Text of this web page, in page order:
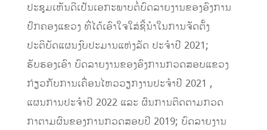
ປະຊຸມເຫັນ​ດີ​ເປັນ​ເອກະ​ພາບ​ຕໍ່ບົດ​ລາຍ​ງານ​ຂອງ​ອົງການ​
ປົກຄອງແຂວງ ທີ່​ໄດ້​ເອົາ​ໃຈ​ໃສ່​ຊີ້ນໍາ​​ໃນການຈັດຕັ້ງ
ປະຕິບັດ​ແຜນ​ງົບປະມານ​ແຫ່ງ​ລັດ ປະຈຳປີ 2021;
ຮັບຮອງເອົາ ບົດລາຍງານຂອງອົງການກວດສອບແຂວງ
ກ່ຽວກັບການເຄື່ອນໄຫວວຽກງານປະຈຳປີ 2021 ,
ແຜນການປະຈຳປີ 2022 ແລະ ຜົນການຕິດຕາມກວດ
ກາຕາມຜົນຂອງການກວດສອບປີ 2019; ບົດລາຍງານ